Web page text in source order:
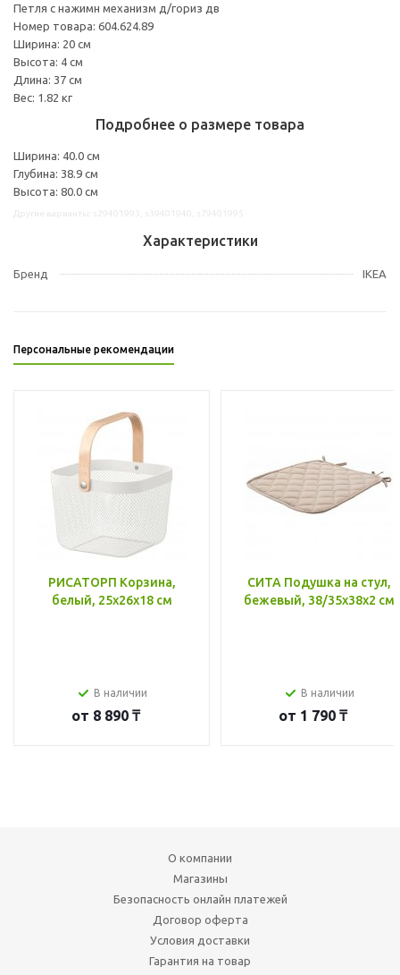
Петля с нажимн механизм д/гориз дв
Номер товара: 604.624.89
Ширина: 20 см
Высота: 4 см
Длина: 37 см
Вес: 1.82 кг
Подробнее о размере товара
Ширина: 40.0 см
Глубина: 38.9 см
Высота: 80.0 см
Характеристики
Бренд IKEA
Персональные рекомендации
РИСАТОРП Корзина,
белый, 25x26x18 см
В наличии
от 8 890 ₸
СИТА Подушка на стул,
бежевый, 38/35x38x2 см
В наличии
от 1 790 ₸
О компании
Магазины
Безопасность онлайн платежей
Договор оферта
Условия доставки
Гарантия на товар